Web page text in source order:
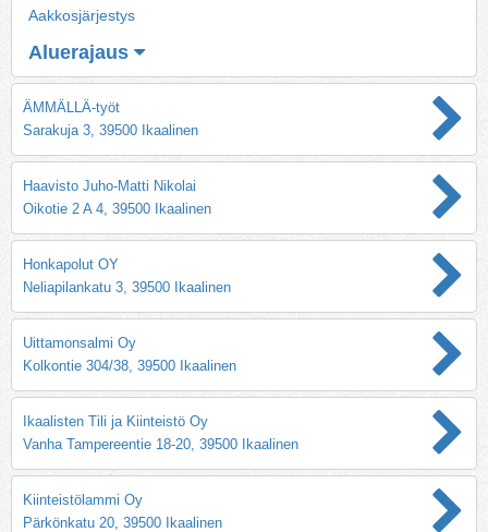
Aakkosjärjestys
Aluerajaus
ÄMMÄLLÄ-työt
Sarakuja 3, 39500 Ikaalinen
Haavisto Juho-Matti Nikolai
Oikotie 2 A 4, 39500 Ikaalinen
Honkapolut OY
Neliapilankatu 3, 39500 Ikaalinen
Uittamonsalmi Oy
Kolkontie 304/38, 39500 Ikaalinen
Ikaalisten Tili ja Kiinteistö Oy
Vanha Tampereentie 18-20, 39500 Ikaalinen
Kiinteistölammi Oy
Pärkönkatu 20, 39500 Ikaalinen